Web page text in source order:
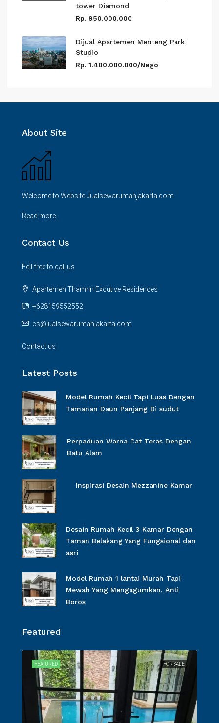
tower Diamond
Rp. 950.000.000
Dijual Apartemen Menteng Park
Studio
Rp. 1.400.000.000/Nego
About Site
Welcome to Website Jualsewarumahjakarta.com
Read more
Contact Us
Fell free to call us
Apartemen Thamrin Excutive Residences
+628159552552
cs@jualsewarumahjakarta.com
Contact us
Latest Posts
Model Rumah Kecil Tapi Luas Dengan
Tamanan Daun Panjang Di sudut
Perpaduan Warna Cat Teras Dengan
Batu Alam
Inspirasi Desain Mezzanine Kamar
Desain Rumah Kecil 3 Kamar Dengan
Taman Belakang Yang Fungsional dan
asri
Model Rumah 1 lantai Murah Tapi
Mewah Yang Mengagumkan, Anti
Boros
Featured
FOR SALE
FEATURED